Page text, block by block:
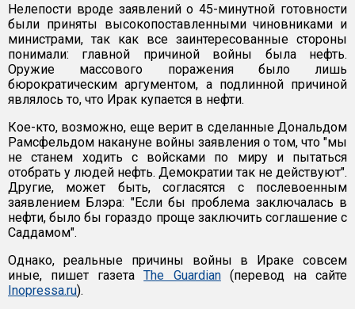
Нелепости вроде заявлений о 45-минутной готовности
были приняты высокопоставленными чиновниками и
министрами, так как все заинтересованные стороны
понимали: главной причиной войны была нефть.
Оружие массового поражения было лишь
бюрократическим аргументом, а подлинной причиной
являлось то, что Ирак купается в нефти.
Кое-кто, возможно, еще верит в сделанные Дональдом
Рамсфельдом накануне войны заявления о том, что "мы
не станем ходить с войсками по миру и пытаться
отобрать у людей нефть. Демократии так не действуют".
Другие, может быть, согласятся с послевоенным
заявлением Блэра: "Если бы проблема заключалась в
нефти, было бы гораздо проще заключить соглашение с
Саддамом".
Однако, реальные причины войны в Ираке совсем
иные, пишет газетаThe Guardian(перевод на сайте
Inopressa.ru).